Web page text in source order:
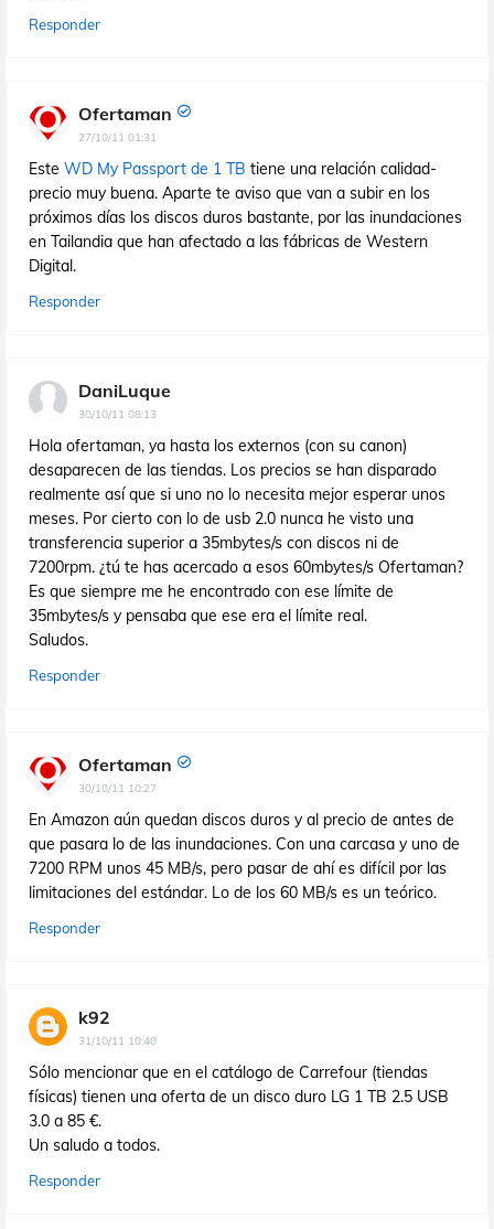
Responder
Ofertaman
27/10/11 01:31
Este WD My Passport de 1 TB tiene una relación calidad-
precio muy buena. Aparte te aviso que van a subir en los
próximos días los discos duros bastante, por las inundaciones
en Tailandia que han afectado a las fábricas de Western
Digital.
Responder
DaniLuque
30/10/11 08:13
Hola ofertaman, ya hasta los externos (con su canon)
desaparecen de las tiendas. Los precios se han disparado
realmente así que si uno no lo necesita mejor esperar unos
meses. Por cierto con lo de usb 2.0 nunca he visto una
transferencia superior a 35mbytes/s con discos ni de
7200rpm. ¿tú te has acercado a esos 60mbytes/s Ofertaman?
Es que siempre me he encontrado con ese límite de
35mbytes/s y pensaba que ese era el límite real.
Saludos.
Responder
Ofertaman
30/10/11 10:27
En Amazon aún quedan discos duros y al precio de antes de
que pasara lo de las inundaciones. Con una carcasa y uno de
7200 RPM unos 45 MB/s, pero pasar de ahí es difícil por las
limitaciones del estándar. Lo de los 60 MB/s es un teórico.
Responder
k92
31/10/11 10:40
Sólo mencionar que en el catálogo de Carrefour (tiendas
físicas) tienen una oferta de un disco duro LG 1 TB 2.5 USB
3.0 a 85 €.
Un saludo a todos.
Responder